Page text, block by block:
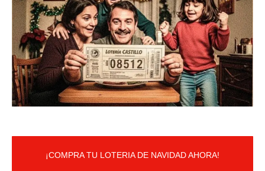
¡COMPRA TU LOTERIA DE NAVIDAD AHORA!